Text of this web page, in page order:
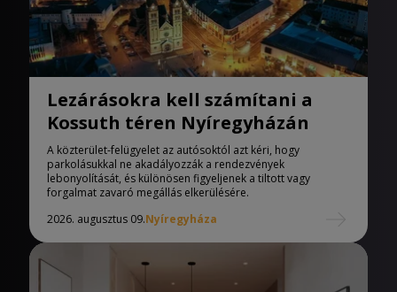
Lezárásokra kell számítani a
Kossuth téren Nyíregyházán
A közterület-felügyelet az autósoktól azt kéri, hogy
parkolásukkal ne akadályozzák a rendezvények
lebonyolítását, és különösen figyeljenek a tiltott vagy
forgalmat zavaró megállás elkerülésére.
2026. augusztus 09.Nyíregyháza